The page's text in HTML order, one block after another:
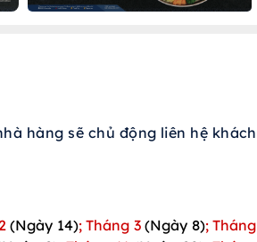
hàng sẽ chủ động liên hệ khách
(Ngày 14); Tháng 3(Ngày 8); Tháng